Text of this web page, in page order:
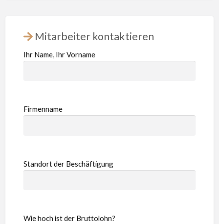
Mitarbeiter kontaktieren
Ihr Name, Ihr Vorname
Firmenname
Standort der Beschäftigung
Wie hoch ist der Bruttolohn?